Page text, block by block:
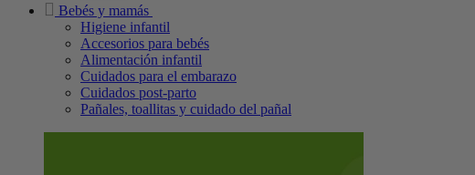
Bebés y mamás
Higiene infantil
Accesorios para bebés
Alimentación infantil
Cuidados para el embarazo
Cuidados post-parto
Pañales, toallitas y cuidado del pañal